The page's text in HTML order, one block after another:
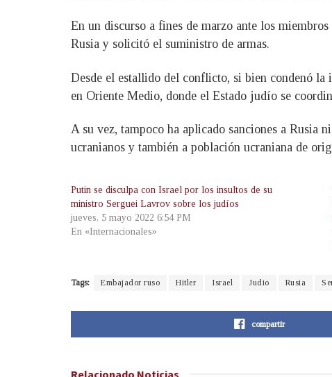
En un discurso a fines de marzo ante los
Rusia y solicitó el suministro de armas.
Desde el estallido del conflicto, si bien condenó la
en Oriente Medio, donde el Estado judío se
A su vez, tampoco ha aplicado sanciones a Rusia
ucranianos y también a población ucraniana de
Putin se disculpa con Israel por los insultos de su
ministro Serguei Lavrov sobre los judíos
jueves, 5 mayo 2022 6:54 PM
En «Internacionales»
Tags: Embajador ruso Hitler Israel Judio Rusia
compartir